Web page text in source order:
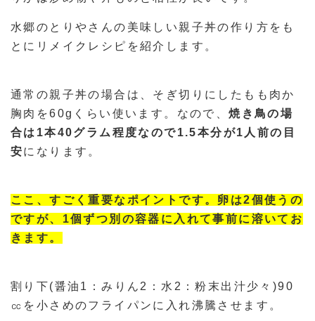
水郷のとりやさんの美味しい親子丼の作り方をも
とにリメイクレシピを紹介します。
通常の親子丼の場合は、そぎ切りにしたもも肉か
胸肉を60gくらい使います。なので、焼き鳥の場
合は1本40グラム程度なので1.5本分が1人前の目
安になります。
ここ、すごく重要なポイントです。卵は2個使うの
ですが、1個ずつ別の容器に入れて事前に溶いてお
きます。
割り下(醤油1：みりん2：水2：粉末出汁少々)90
㏄を小さめのフライパンに入れ沸騰させます。